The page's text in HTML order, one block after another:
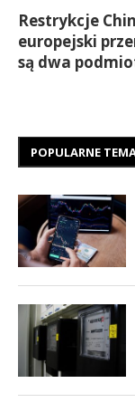
Restrykcje
europejski
są dwa
POPULARNE